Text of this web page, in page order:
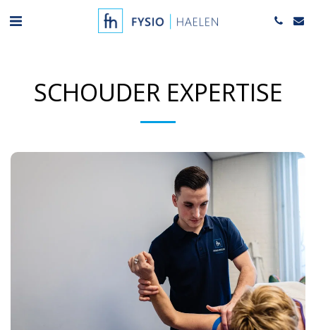
SCHOUDER EXPERTISE